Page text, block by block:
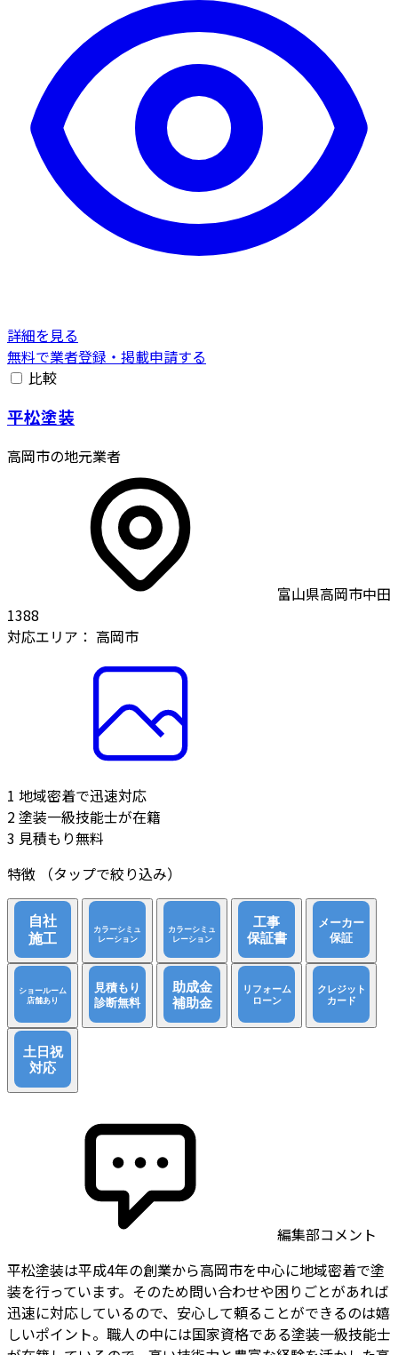
詳細を見る
無料で業者登録・掲載申請する
比較
平松塗装
高岡市の地元業者
富山県高岡市中田
1388
対応エリア： 高岡市
1 地域密着で迅速対応
2塗装一級技能士が在籍
3 見積もり無料
特徴
（タップで絞り込み）
編集部コメント
平松塗装は平成4年の創業から高岡市を中心に地域密着で塗
装を行っています。そのため問い合わせや困りごとがあれば
迅速に対応しているので、安心して頼ることができるのは嬉
しいポイント。職人の中には国家資格である塗装一級技能士